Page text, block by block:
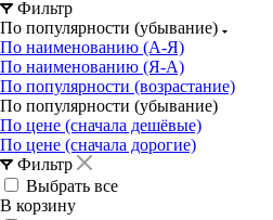
Фильтр
По популярности (убывание)
По наименованию (А-Я)
По наименованию (Я-А)
По популярности (возрастание)
По популярности (убывание)
По цене (сначала дешёвые)
По цене (сначала дорогие)
Фильтр
Выбрать все
В корзину